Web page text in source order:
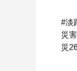
#淡
災害
災